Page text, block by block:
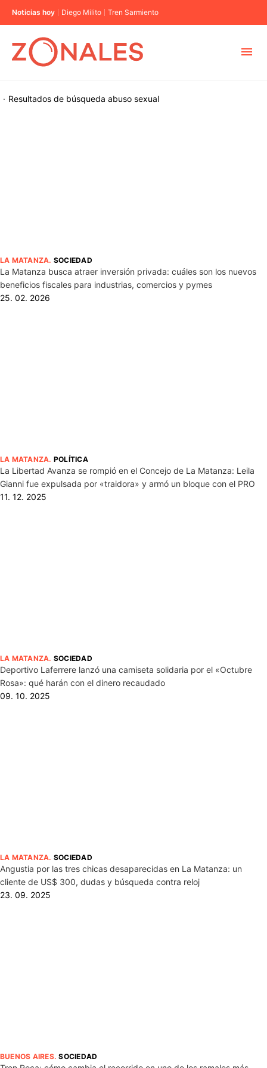
Noticias hoy Diego Milito Tren Sarmiento
Resultados de búsqueda
· abuso sexual
LA MATANZA. SOCIEDAD
La Matanza busca atraer inversión privada: cuáles son los nuevos
beneficios fiscales para industrias, comercios y pymes
25. 02. 2026
LA MATANZA. POLÍTICA
La Libertad Avanza se rompió en el Concejo de La Matanza: Leila
Gianni fue expulsada por «traidora» y armó un bloque con el PRO
11. 12. 2025
LA MATANZA. SOCIEDAD
Deportivo Laferrere lanzó una camiseta solidaria por el «Octubre
Rosa»: qué harán con el dinero recaudado
09. 10. 2025
LA MATANZA. SOCIEDAD
Angustia por las tres chicas desaparecidas en La Matanza: un
cliente de US$ 300, dudas y búsqueda contra reloj
23. 09. 2025
BUENOS AIRES.SOCIEDAD